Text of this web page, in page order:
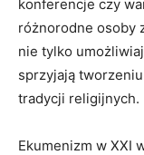
konferencje czy
różnorodne osoby
nie tylko
sprzyjają
‍tradycji religijnych.
Ekumenizm w XXI